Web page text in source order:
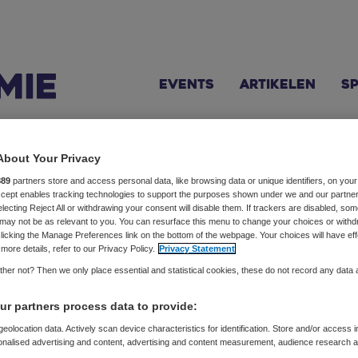
Events Artikelen
)spreker
bestsellerauteur en (TEDx-)spreker. Hij heeft
(Werk kan ook uit, 2020) burn-out (Fokking druk,
2019). Onlangs is zijn nieuwste boek Je bent al
column in het Algemeen Dagblad.
Your Privacy
partners store and access personal data, like browsing data or unique identifiers, on your
enables tracking technologies to support the purposes shown under we and our
Reject All or withdrawing your consent will disable them. If trackers are disabled,
not be as relevant to you. You can resurface this menu to change your choices or
the Manage Preferences link on the bottom of the webpage. Your choices will have
details, refer to our Privacy Policy. Privacy Statement
not? Then we only place essential and statistical cookies, these do not record any data
partners process data to provide:
data. Actively scan device characteristics for identification. Store and/or access
advertising and content, advertising and content measurement, audience research